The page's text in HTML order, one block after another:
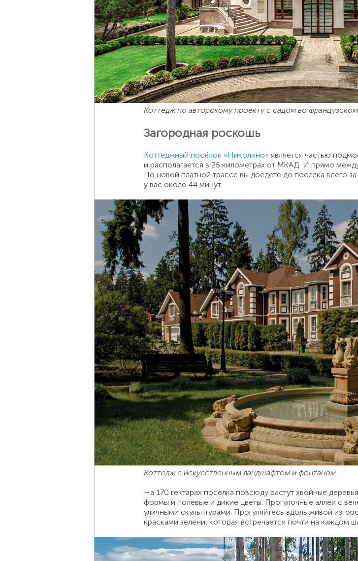
Коттедж по авторскому проекту с садом во
Загородная роскошь
Коттеджный посёлок «Николино»является частью
и располагается в 25 километрах от МКАД. И прямо
По новой платной трассе вы доедете до посёлка всего
у вас около 44 минут.
Коттедж с искусственным ландшафтом и фонтаном
На 170 гектарах посёлка повсюду растут хвойные
формы и полевые и дикие цветы. Прогулочные аллеи с
уличными скульптурами. Прогуляйтесь вдоль живой
красками зелени, которая встречается почти на каждом